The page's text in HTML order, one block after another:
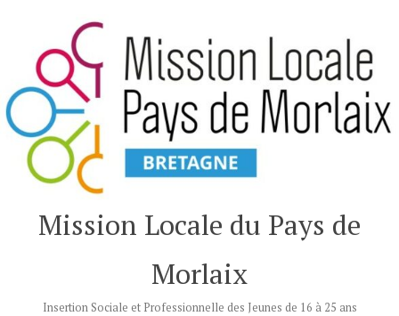
contenu
Mission Locale du Pays de
Morlaix
Insertion Sociale et Professionnelle des Jeunes de 16 à 25 ans